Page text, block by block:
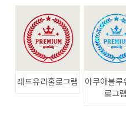
레드유리홀로그램
아쿠아블루
로그램